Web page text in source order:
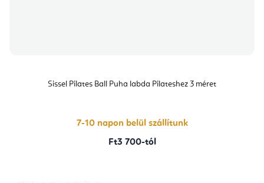
Sissel Pilates Ball Puha labda Pilateshez 3 méret
7-10 napon belül szállítunk
Ft3 700-tól